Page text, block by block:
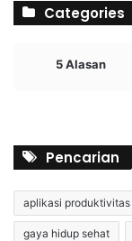
Categories
5 Alasan
Pencarian
aplikasi produktivitas
gaya hidup sehat